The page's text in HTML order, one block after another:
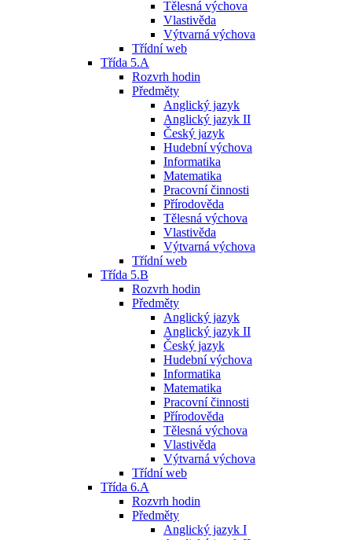
Tělesná výchova
Vlastivěda
Výtvarná výchova
Třídní web
Třída 5.A
Rozvrh hodin
Předměty
Anglický jazyk
Anglický jazyk II
Český jazyk
Hudební výchova
Informatika
Matematika
Pracovní činnosti
Přírodověda
Tělesná výchova
Vlastivěda
Výtvarná výchova
Třídní web
Třída 5.B
Rozvrh hodin
Předměty
Anglický jazyk
Anglický jazyk II
Český jazyk
Hudební výchova
Informatika
Matematika
Pracovní činnosti
Přírodověda
Tělesná výchova
Vlastivěda
Výtvarná výchova
Třídní web
Třída 6.A
Rozvrh hodin
Předměty
Anglický jazyk I